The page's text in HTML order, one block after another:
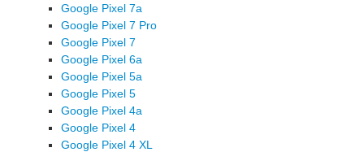
Google Pixel 7a
Google Pixel 7 Pro
Google Pixel 7
Google Pixel 6a
Google Pixel 5a
Google Pixel 5
Google Pixel 4a
Google Pixel 4
Google Pixel 4 XL